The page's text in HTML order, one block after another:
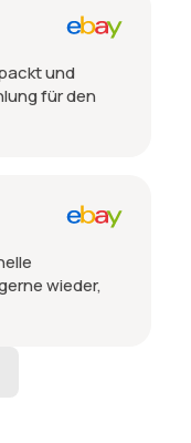
und
für den
wieder,